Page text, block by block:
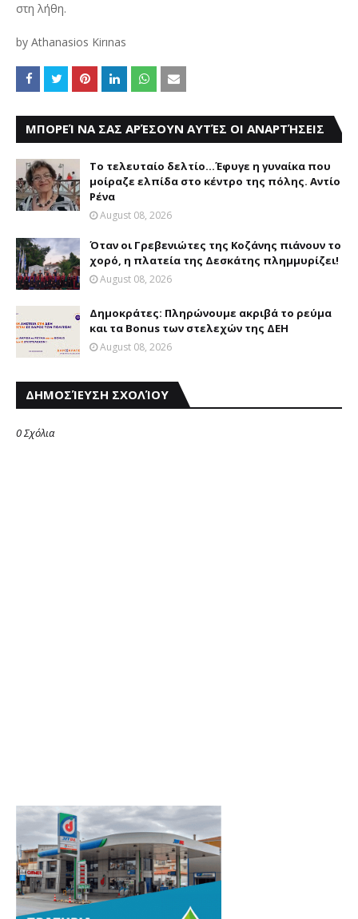
στη λήθη.
by Athanasios Kirınas
ΜΠΟΡΕΊ ΝΑ ΣΑΣ ΑΡΈΣΟΥΝ ΑΥΤΈΣ ΟΙ ΑΝΑΡΤΉΣΕΙΣ
Το τελευταίο δελτίο...Έφυγε η γυναίκα που
μοίραζε ελπίδα στο κέντρο της πόλης. Αντίο
Ρένα
August 08, 2026
Όταν οι Γρεβενιώτες της Κοζάνης πιάνουν το
χορό, η πλατεία της Δεσκάτης πλημμυρίζει!
August 08, 2026
Δημοκράτες: Πληρώνουμε ακριβά το ρεύμα
και τα Bonus των στελεχών της ΔΕΗ
August 08, 2026
ΔΗΜΟΣΊΕΥΣΗ ΣΧΟΛΊΟΥ
0 Σχόλια